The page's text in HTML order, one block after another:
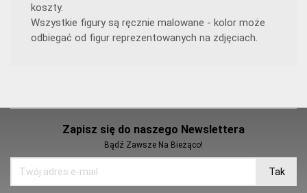
koszty.
Wszystkie figury są ręcznie malowane - kolor może
odbiegać od figur reprezentowanych na zdjęciach.
Zapisz się do naszego Newslettera
Bądź Zawsze Na Bieżąco!